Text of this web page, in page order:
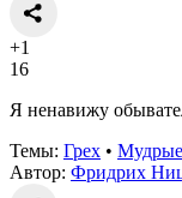
+1
16
Я ненавижу
Темы: Грех •
Автор: Фридрих